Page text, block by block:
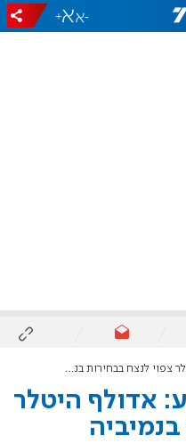
-
+
לנצח בבחירות בנמיביה
אדולף היטלר